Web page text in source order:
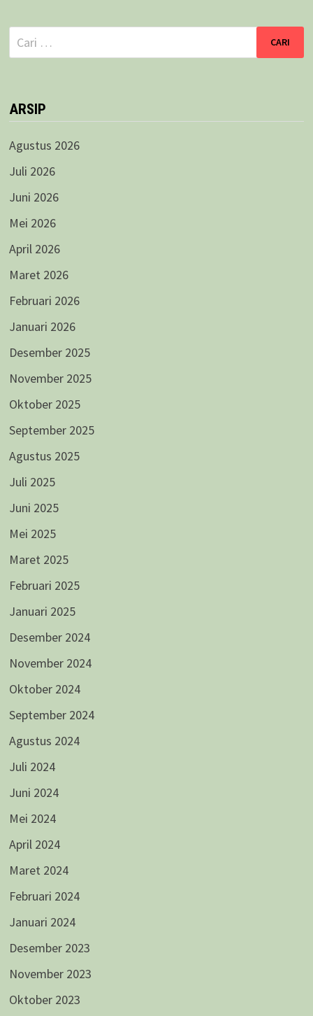
Cari
untuk:
ARSIP
Agustus 2026
Juli 2026
Juni 2026
Mei 2026
April 2026
Maret 2026
Februari 2026
Januari 2026
Desember 2025
November 2025
Oktober 2025
September 2025
Agustus 2025
Juli 2025
Juni 2025
Mei 2025
Maret 2025
Februari 2025
Januari 2025
Desember 2024
November 2024
Oktober 2024
September 2024
Agustus 2024
Juli 2024
Juni 2024
Mei 2024
April 2024
Maret 2024
Februari 2024
Januari 2024
Desember 2023
November 2023
Oktober 2023